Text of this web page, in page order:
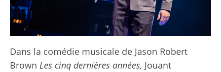
Dans la comédie musicale de Jason Robert
Brown Les cinq dernières années, Jouant